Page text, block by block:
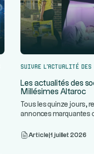
Suivre l’actualité
Les actualités des
Millésimes Altaroc
Tous les quinze jours,
annonces marquantes
Article 1 juillet 2026